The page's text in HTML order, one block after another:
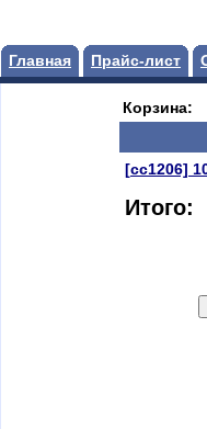
Главная Прайс-лист
Корзина:
[сс1206]
Итого: